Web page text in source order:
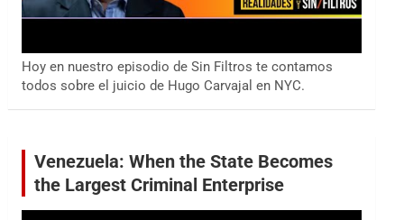
Hoy en nuestro episodio de Sin Filtros te contamos
todos sobre el juicio de Hugo Carvajal en NYC.
Venezuela: When the State Becomes
the Largest Criminal Enterprise